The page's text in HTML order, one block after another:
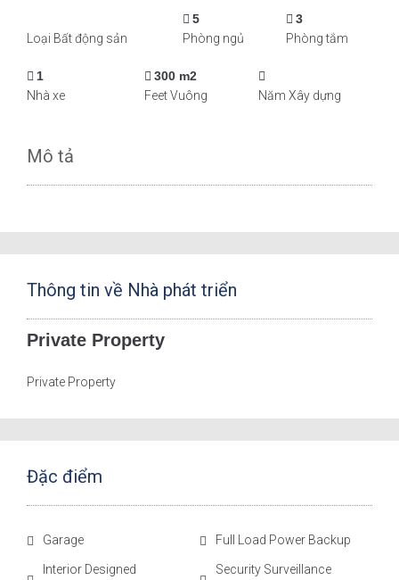
Loại Bất động sản
5
Phòng ngủ
3
Phòng tắm
1
Nhà xe
300 m2
Feet Vuông
Năm Xây dựng
Mô tả
Thông tin về Nhà phát triển
Private Property
Private Property
Đặc điểm
Garage Full Load Power Backup
Interior Designed
Security Surveillance